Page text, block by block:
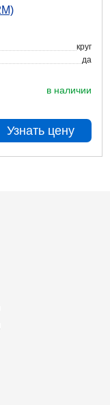
круг
да
в наличии
Узнать цену